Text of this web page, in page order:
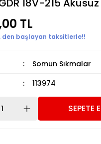
18V-215
TL
den başlayan taksitlerle!!
Somun Sıkmalar
113974
SEPETE